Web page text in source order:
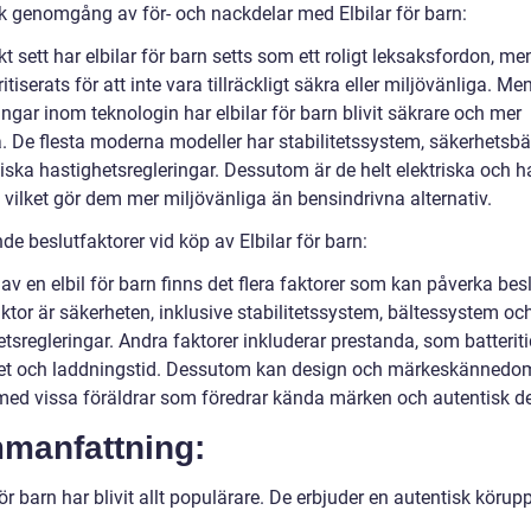
genomgång av för- och nackdelar med Elbilar för barn:
sett har elbilar för barn setts som ett roligt leksaksfordon,
för att inte vara tillräckligt säkra eller miljövänliga.
inom teknologin har elbilar för barn blivit säkrare och mer
De flesta moderna modeller har stabilitetssystem,
hastighetsregleringar. Dessutom är de helt elektriska och
vilket gör dem mer miljövänliga än bensindrivna alternativ.
beslutfaktorer vid köp av Elbilar för barn:
en elbil för barn finns det flera faktorer som kan påverka
är säkerheten, inklusive stabilitetssystem, bältessystem
Andra faktorer inkluderar prestanda, som
och laddningstid. Dessutom kan design och
vissa föräldrar som föredrar kända märken och autentisk
barn har blivit allt populärare. De erbjuder en autentisk